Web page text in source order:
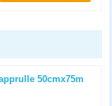
50cmx75m